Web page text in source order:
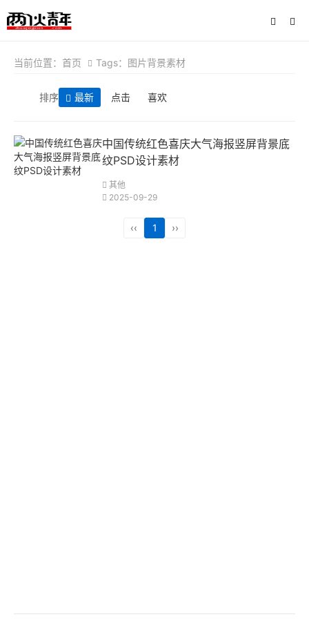
当前位置： 首页 Tags：图片背景素材
排序 最新 点击 喜欢
中国传统红色喜庆大气海报竖屏背景底
纹PSD设计素材
其他
2025-09-29
‹‹ 1 ››